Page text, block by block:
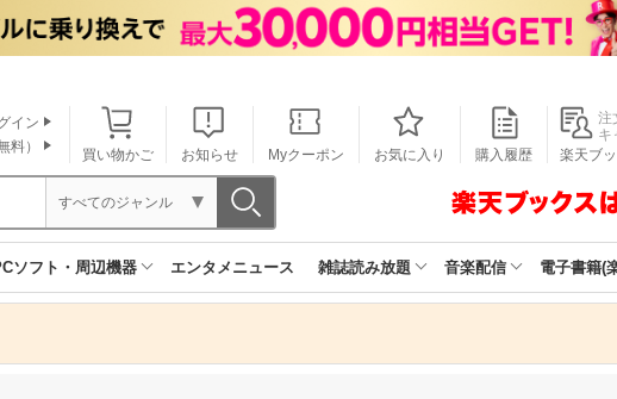
買い物かご お知らせ Myクーポン お気に入り 購入履歴
注
キ
楽天ブ
イン
料）
すべてのジャンル
ソフト・周辺機器 エンタメニュース 雑誌読み放題 音楽配信 電子書籍(